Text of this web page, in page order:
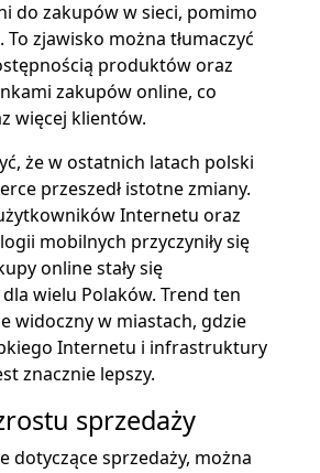
do zakupów w sieci, pomimo
To zjawisko można tłumaczyć
produktów oraz
zakupów online, co
więcej klientów.
że w ostatnich latach polski
przeszedł istotne zmiany.
Internetu oraz
mobilnych przyczyniły się
online stały się
wielu Polaków. Trend ten
widoczny w miastach, gdzie
Internetu i infrastruktury
znacznie lepszy.
sprzedaży
dotyczące sprzedaży, można